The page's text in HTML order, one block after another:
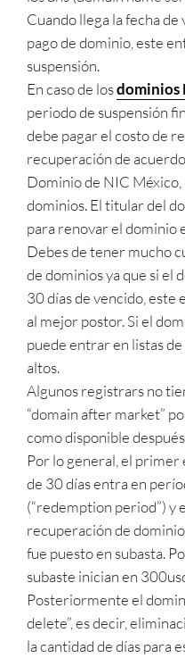
Cuando llega la fecha
pago de dominio, este
suspensión.
En caso de losdominios
periodo de suspensión
debe pagar el costo de
recuperación de
Dominio de NIC
dominios. El titular del
para renovar el dominio
Debes de tener mucho
de dominios ya que si el
30 días de vencido, este
al mejor postor. Si el
puede entrar en listas
altos.
Algunos registrars no
“domain after market”
como disponible
Por lo general, el primer
de 30 días entra en
(“redemption period”) y
recuperación de
fue puesto en subasta.
subaste inician en
Posteriormente el
delete”, es decir,
la cantidad de días para